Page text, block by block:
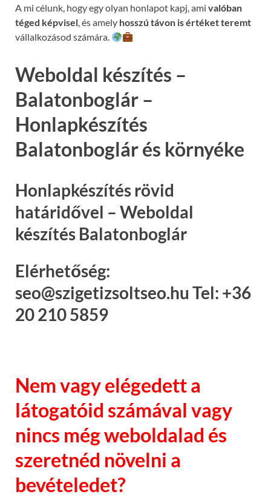
A mi célunk, hogy egy olyan honlapot kapj, ami valóban
téged képvisel, és amely hosszú távon is értéket teremt
vállalkozásod számára.
Weboldal készítés –
Balatonboglár –
Honlapkészítés
Balatonboglár és környéke
Honlapkészítés rövid
határidővel – Weboldal
készítés Balatonboglár
Elérhetőség:
seo@szigetizsoltseo.hu Tel: +36
20 210 5859
Nem vagy elégedett a
látogatóid számával vagy
nincs még weboldalad és
szeretnéd növelni a
bevételedet?